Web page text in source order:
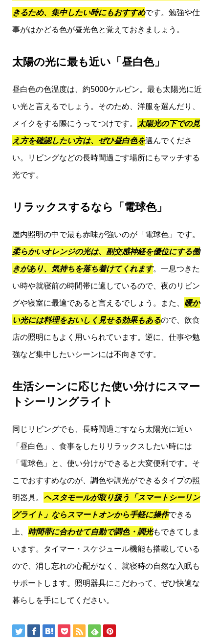
きるため、集中したい時にもおすすめです。勉強や仕
事がはかどる色が昼光色と覚えておきましょう。
太陽の光に最も近い「昼白色」
昼白色の色温度は、約5000ケルビン。最も太陽光に近
い光と言えるでしょう。そのため、洋服を選んだり、
メイクをする際にうってつけです。 太陽光の下での見
え方を確認したい方は、ぜひ昼白色を選んでくださ
い。リビングなどの長時間過ごす場所にもマッチする
光です。
リラックスするなら「電球色」
屋内照明の中で最も赤味が強いのが「電球色」です。
柔らかいオレンジの光は、副交感神経を優位にする働
きがあり、気持ちを落ち着けてくれます。一息つきた
い時や就寝前の時間帯に適しているので、夜のリビン
グや寝室に最適であると言えるでしょう。また、 暖か
い光には料理をおいしく見せる効果もあるので、飲食
店の照明にもよく用いられています。逆に、仕事や勉
強など集中したいシーンには不向きです。
生活シーンに応じた使い分けにスマー
トシーリングライト
同じリビングでも、長時間過ごすなら太陽光に近い
「昼白色」、食事をしたりリラックスしたい時には
「電球色」と、使い分けができると大変便利です。そ
こでおすすめなのが、調色や調光ができるタイプの照
明器具。 ヘスタモールが取り扱う「スマートシーリン
グライト」ならスマートオンから手軽に操作できる
上、 時間帯に合わせて自動で調色・調光もできてしま
います。タイマー・スケジュール機能も搭載している
ので、消し忘れの心配がなく、就寝時の自然な入眠も
サポートします。照明器具にこだわって、ぜひ快適な
暮らしを手にしてください。